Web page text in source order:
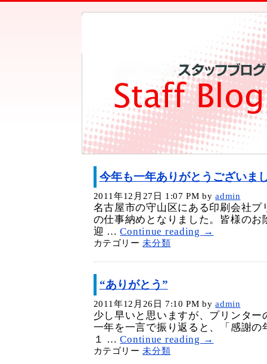
今年も一年ありがとうございま
2011年12月27日 1:07 PM by admin
名古屋市の守山区にある印刷会社プ
の仕事納めとなりました。皆様のお
迎 …Continue reading →
カテゴリー未分類
“ありがとう”
2011年12月26日 7:10 PM by admin
少し早いと思いますが、プリンター
一年を一言で振り返ると、「感謝の
１ …Continue reading →
カテゴリー未分類